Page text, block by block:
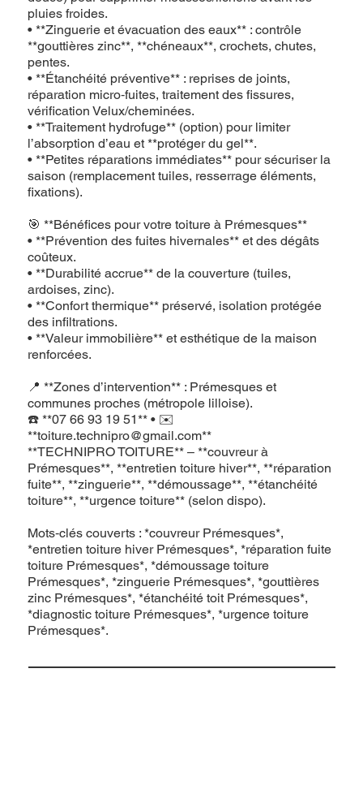
pluies froides.
• **Zinguerie et évacuation des eaux** : contrôle
**gouttières zinc**, **chéneaux**, crochets, chutes,
pentes.
• **Étanchéité préventive** : reprises de joints,
réparation micro‑fuites, traitement des fissures,
vérification Velux/cheminées.
• **Traitement hydrofuge** (option) pour limiter
l’absorption d’eau et **protéger du gel**.
• **Petites réparations immédiates** pour sécuriser la
saison (remplacement tuiles, resserrage éléments,
fixations).
🎯 **Bénéfices pour votre toiture à Prémesques**
• **Prévention des fuites hivernales** et des dégâts
coûteux.
• **Durabilité accrue** de la couverture (tuiles,
ardoises, zinc).
• **Confort thermique** préservé, isolation protégée
des infiltrations.
• **Valeur immobilière** et esthétique de la maison
renforcées.
📍 **Zones d’intervention** : Prémesques et
communes proches (métropole lilloise).
☎️ **07 66 93 19 51** • ✉️
**toiture.technipro@gmail.com**
**TECHNIPRO TOITURE** – **couvreur à
Prémesques**, **entretien toiture hiver**, **réparation
fuite**, **zinguerie**, **démoussage**, **étanchéité
toiture**, **urgence toiture** (selon dispo).
Mots‑clés couverts : *couvreur Prémesques*,
*entretien toiture hiver Prémesques*, *réparation fuite
toiture Prémesques*, *démoussage toiture
Prémesques*, *zinguerie Prémesques*, *gouttières
zinc Prémesques*, *étanchéité toit Prémesques*,
*diagnostic toiture Prémesques*, *urgence toiture
Prémesques*.